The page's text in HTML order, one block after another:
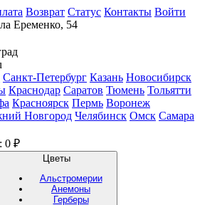
Возврат Статус Контакты Войти
Еременко, 54
Санкт-Петербург Казань Новосибирск
Краснодар Саратов Тюмень Тольятти
Красноярск Пермь Воронеж
Новгород Челябинск Омск Самара
0 ₽
Цветы
Альстромерии
Анемоны
Герберы